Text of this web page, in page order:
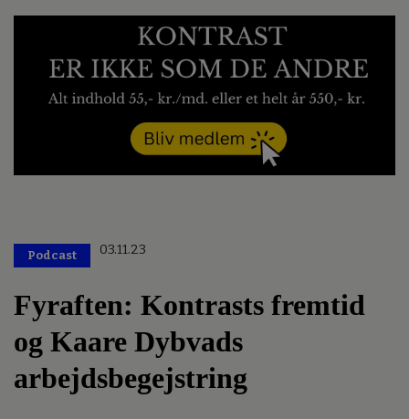
Podcast 03.11.23
Fyraften: Kontrasts fremtid
og Kaare Dybvads
arbejdsbegejstring